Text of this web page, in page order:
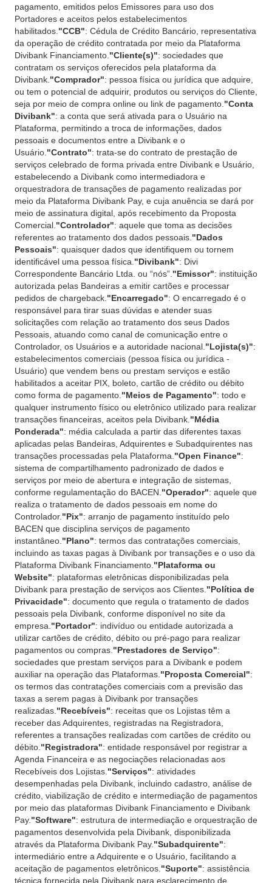
pagamento, emitidos pelos Emissores para uso dos
Portadores e aceitos pelos estabelecimentos
habilitados. "CCB": Cédula de Crédito Bancário, representativa
da operação de crédito contratada por meio da Plataforma
Divibank Financiamento. "Cliente(s)": sociedades que
contratam os serviços oferecidos pela plataforma da
Divibank. "Comprador": pessoa física ou jurídica que adquire,
ou tem o potencial de adquirir, produtos ou serviços do Cliente,
seja por meio de compra online ou link de pagamento. "Conta
Divibank": a conta que será ativada para o Usuário na
Plataforma, permitindo a troca de informações, dados
pessoais e documentos entre a Divibank e o
Usuário. "Contrato": trata-se do contrato de prestação de
serviços celebrado de forma privada entre Divibank e Usuário,
estabelecendo a Divibank como intermediadora e
orquestradora de transações de pagamento realizadas por
meio da Plataforma Divibank Pay, e cuja anuência se dará por
meio de assinatura digital, após recebimento da Proposta
Comercial. "Controlador": aquele que toma as decisões
referentes ao tratamento dos dados pessoais. "Dados
Pessoais": quaisquer dados que identifiquem ou tornem
identificável uma pessoa física. "Divibank": Divi
Correspondente Bancário Ltda. ou “nós”. "Emissor": instituição
autorizada pelas Bandeiras a emitir cartões e processar
pedidos de chargeback. "Encarregado": O encarregado é o
responsável para tirar suas dúvidas e atender suas
solicitações com relação ao tratamento dos seus Dados
Pessoais, atuando como canal de comunicação entre o
Controlador, os Usuários e a autoridade nacional. "Lojista(s)":
estabelecimentos comerciais (pessoa física ou jurídica -
Usuário) que vendem bens ou prestam serviços e estão
habilitados a aceitar PIX, boleto, cartão de crédito ou débito
como forma de pagamento. "Meios de Pagamento": todo e
qualquer instrumento físico ou eletrônico utilizado para realizar
transações financeiras, aceitos pela Divibank. "Média
Ponderada": média calculada a partir das diferentes taxas
aplicadas pelas Bandeiras, Adquirentes e Subadquirentes nas
transações processadas pela Plataforma. "Open Finance":
sistema de compartilhamento padronizado de dados e
serviços por meio de abertura e integração de sistemas,
conforme regulamentação do BACEN. "Operador": aquele que
realiza o tratamento de dados pessoais em nome do
Controlador. "Pix": arranjo de pagamento instituído pelo
BACEN que disciplina serviços de pagamento
instantâneo. "Plano": termos das contratações comerciais,
incluindo as taxas pagas à Divibank por transações e o uso da
Plataforma Divibank Financiamento. "Plataforma ou
Website": plataformas eletrônicas disponibilizadas pela
Divibank para prestação de serviços aos Clientes. "Política de
Privacidade": documento que regula o tratamento de dados
pessoais pela Divibank, conforme disponível no site da
empresa. "Portador": indivíduo ou entidade autorizada a
utilizar cartões de crédito, débito ou pré-pago para realizar
pagamentos ou compras. "Prestadores de Serviço":
sociedades que prestam serviços para a Divibank e podem
auxiliar na operação das Plataformas. "Proposta Comercial":
os termos das contratações comerciais com a previsão das
taxas a serem pagas à Divibank por transações
realizadas. "Recebíveis": receitas que os Lojistas têm a
receber das Adquirentes, registradas na Registradora,
referentes a transações realizadas com cartões de crédito ou
débito. "Registradora": entidade responsável por registrar a
Agenda Financeira e as negociações relacionadas aos
Recebíveis dos Lojistas. "Serviços": atividades
desempenhadas pela Divibank, incluindo cadastro, análise de
crédito, viabilização de crédito e intermediação de pagamentos
por meio das plataformas Divibank Financiamento e Divibank
Pay. "Software": estrutura de intermediação e orquestração de
pagamentos desenvolvida pela Divibank, disponibilizada
através da Plataforma Divibank Pay. "Subadquirente":
intermediário entre a Adquirente e o Usuário, facilitando a
aceitação de pagamentos eletrônicos. "Suporte": assistência
técnica fornecida pela Divibank para esclarecimento de